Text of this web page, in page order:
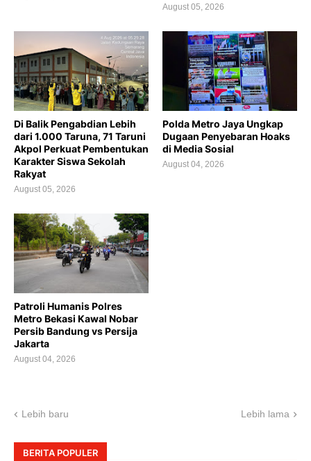
August 05, 2026
Di Balik Pengabdian Lebih
dari 1.000 Taruna, 71 Taruni
Akpol Perkuat Pembentukan
Karakter Siswa Sekolah
Rakyat
August 05, 2026
Polda Metro Jaya Ungkap
Dugaan Penyebaran Hoaks
di Media Sosial
August 04, 2026
Patroli Humanis Polres
Metro Bekasi Kawal Nobar
Persib Bandung vs Persija
Jakarta
August 04, 2026
Lebih baru Lebih lama
BERITA POPULER